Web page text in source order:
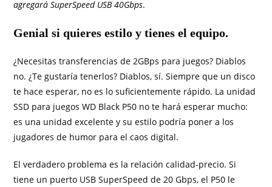
agregará SuperSpeed ​​USB 40Gbps.
Genial si quieres estilo y tienes el equipo.
¿Necesitas transferencias de 2GBps para juegos? Diablos
no. ¿Te gustaría tenerlos? Diablos, sí. Siempre que un disco
te hace esperar, no es lo suficientemente rápido. La unidad
SSD para juegos WD Black P50 no te hará esperar mucho:
es una unidad excelente y su estilo podría poner a los
jugadores de humor para el caos digital.
El verdadero problema es la relación calidad-precio. Si
tiene un puerto USB SuperSpeed ​​de 20 Gbps, el P50 le